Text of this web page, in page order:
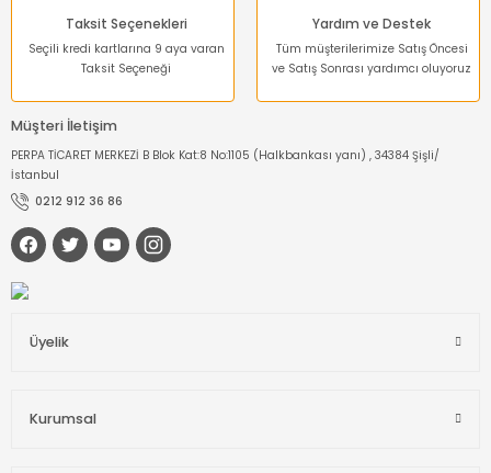
Taksit Seçenekleri
Seçili kredi kartlarına 9 aya varan
Taksit Seçeneği
Yardım ve Destek
Tüm müşterilerimize Satış Öncesi
ve Satış Sonrası yardımcı oluyoruz
Müşteri İletişim
PERPA TİCARET MERKEZİ B Blok Kat:8 No:1105 (Halkbankası yanı) , 34384 Şişli/
İstanbul
0212 912 36 86
Üyelik
Kurumsal